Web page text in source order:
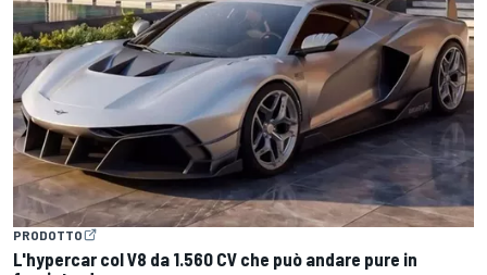
PRODOTTO
L'hypercar col V8 da 1.560 CV che può andare pure in